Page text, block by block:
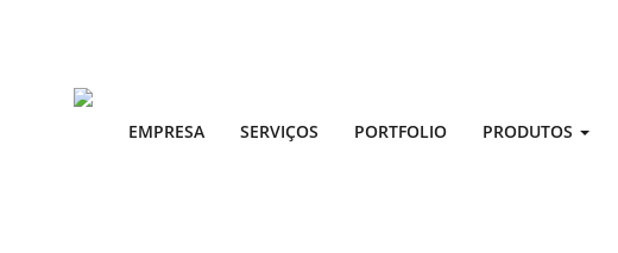
EMPRESA SERVIÇOS PORTFOLIO PRODUTOS